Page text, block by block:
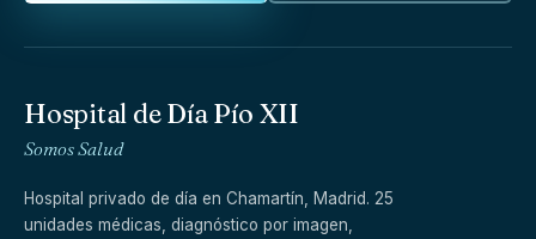
Hospital de Día Pío XII
Somos Salud
Hospital privado de día en Chamartín, Madrid. 25
unidades médicas, diagnóstico por imagen,